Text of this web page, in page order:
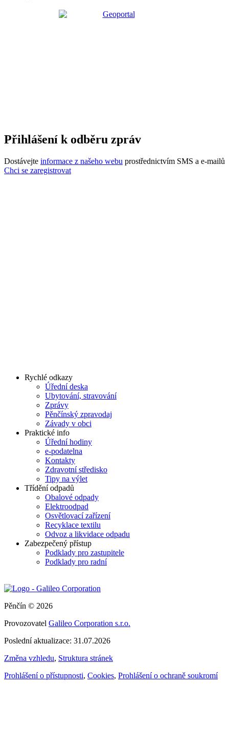
Přihlášení k odběru zpráv
Dostávejte informace z našeho webu prostřednictvím SMS a e-mailů
Chci se zaregistrovat
Rychlé odkazy
Úřední deska
Ubytování, stravování
Zprávy
Pěnčínský zpravodaj
Závady v obci
Praktické info
Úřední hodiny
e-podatelna
Kontakty
Zdravotní středisko
Tipy na výlet
Třídění odpadů
Obalové odpady
Elektroodpad
Osvětlovací zařízení
Recyklace textilu
Odvoz a likvidace odpadu
Zabezpečený přístup
Podklady pro zastupitele
Podklady pro radní
Pěnčín © 2026
Provozovatel Galileo Corporation s.r.o.
Poslední aktualizace: 31.07.2026
Změna vzhledu, Struktura stránek
Prohlášení o přístupnosti, Cookies, Prohlášení o ochraně soukromí